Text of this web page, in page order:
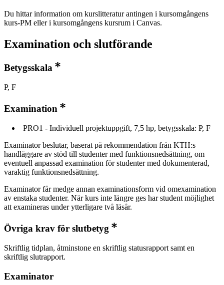
Du hittar information om kurslitteratur antingen i kursomgångens
kurs-PM eller i kursomgångens kursrum i Canvas.
Examination och slutförande
Betygsskala
P, F
Examination
PRO1 - Individuell projektuppgift, 7,5 hp, betygsskala: P, F
Examinator beslutar, baserat på rekommendation från KTH:s
handläggare av stöd till studenter med funktionsnedsättning, om
eventuell anpassad examination för studenter med dokumenterad,
varaktig funktionsnedsättning.
Examinator får medge annan examinationsform vid omexamination
av enstaka studenter. När kurs inte längre ges har student möjlighet
att examineras under ytterligare två läsår.
Övriga krav för slutbetyg
Skriftlig tidplan, åtminstone en skriftlig statusrapport samt en
skriftlig slutrapport.
Examinator